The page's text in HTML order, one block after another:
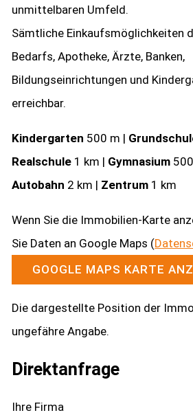
unmittelbaren Umfeld.
Sämtliche Einkaufsmöglichkeiten
Bedarfs, Apotheke, Ärzte, Banken,
Bildungseinrichtungen und
erreichbar.
Kindergarten 500 m |
Realschule 1 km | Gymnasium
Autobahn 2 km | Zentrum 1 km
Wenn Sie die Immobilien-Karte
Sie Daten an Google Maps (
GOOGLE MAPS KARTE
Die dargestellte Position der
ungefähre Angabe.
Direktanfrage
Ihre Firma